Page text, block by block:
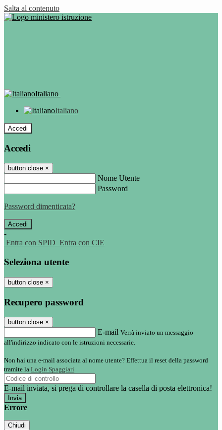
Salta al contenuto
Italiano
Italiano
Accedi
Accedi
button close ×
Nome Utente
Password
Password dimenticata?
-
Entra con SPID Entra con CIE
Seleziona utente
button close ×
Recupero password
button close ×
E-mail Verrà inviato un messaggio
all'indirizzo indicato con le istruzioni necessarie.
Non hai una e-mail associata al nome utente? Effettua il reset della password
tramite la Login Spaggiari
E-mail inviata, si prega di controllare la casella di posta elettronica!
Errore
Chiudi